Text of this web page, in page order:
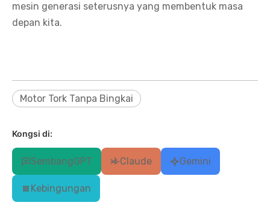
mesin generasi seterusnya yang membentuk masa
depan kita.
Motor Tork Tanpa Bingkai
Kongsi di:
SembangGPT Claude Gemini
Kebingungan